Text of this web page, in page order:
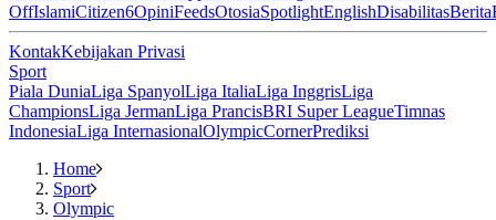
OffIslamiCitizen6OpiniFeedsOtosiaSpotlightEnglishDisabilitasBerita
KontakKebijakan Privasi
Sport
Piala DuniaLiga SpanyolLiga ItaliaLiga InggrisLiga
ChampionsLiga JermanLiga PrancisBRI Super LeagueTimnas
IndonesiaLiga InternasionalOlympicCornerPrediksi
Home
Sport
Olympic